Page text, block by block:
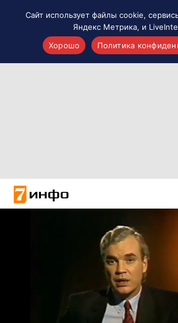
Новости России
Политика
Новости мира
Все материалы 7инфо
ПОИСК ПО САЙТУ
Сайт использует файлы cookie,
Яндекс Метрика, и
Хорошо
Политика